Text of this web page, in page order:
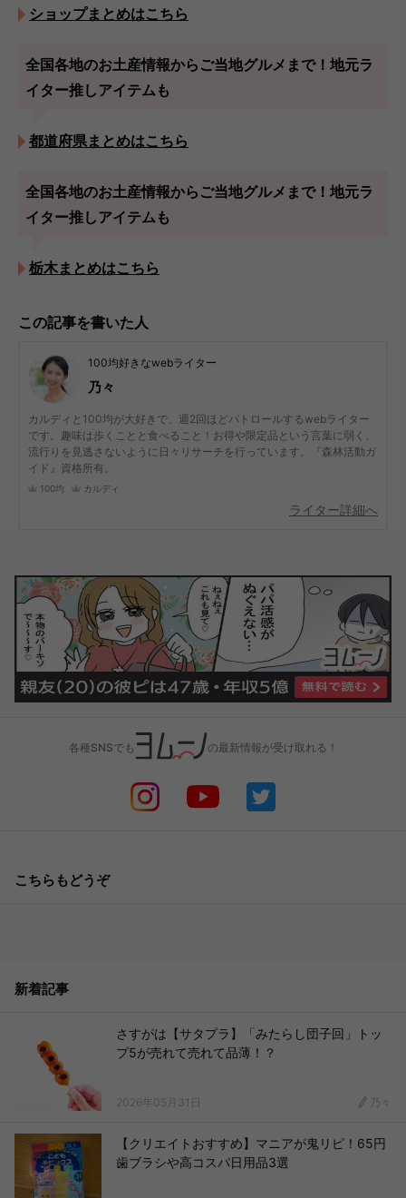
ショップまとめはこちら
全国各地のお土産情報からご当地グルメまで！地元ラ
イター推しアイテムも
都道府県まとめはこちら
全国各地のお土産情報からご当地グルメまで！地元ラ
イター推しアイテムも
栃木まとめはこちら
この記事を書いた人
100均好きなwebライター
乃々
カルディと100均が大好きで、週2回ほどパトロールするwebライター
です。趣味は歩くことと食べること！お得や限定品という言葉に弱く、
流行りを見逃さないように日々リサーチを行っています。『森林活動ガ
イド』資格所有。
100均 カルディ
ライター詳細へ
各種SNSでも の最新情報が受け取れる！
こちらもどうぞ
新着記事
さすがは【サタプラ】「みたらし団子回」トッ
プ5が売れて売れて品薄！？
2026年05月31日 乃々
【クリエイトおすすめ】マニアが鬼リピ！65円
歯ブラシや高コスパ日用品3選